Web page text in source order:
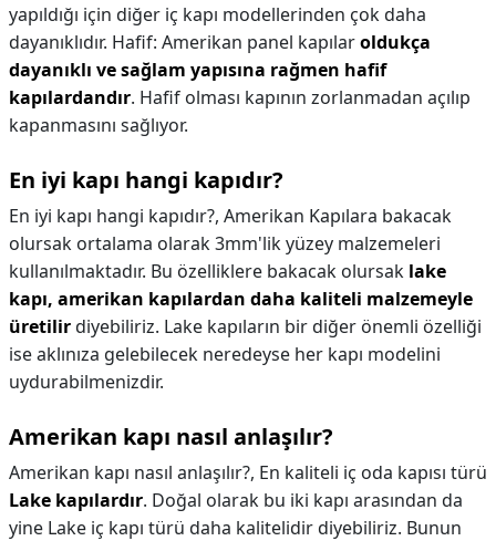
yapıldığı için diğer iç kapı modellerinden çok daha
dayanıklıdır. Hafif: Amerikan panel kapılaroldukça
dayanıklı ve sağlam yapısına rağmen hafif
kapılardandır. Hafif olması kapının zorlanmadan açılıp
kapanmasını sağlıyor.
En iyi kapı hangi kapıdır?
En iyi kapı hangi kapıdır?, Amerikan Kapılara bakacak
olursak ortalama olarak 3mm'lik yüzey malzemeleri
kullanılmaktadır. Bu özelliklere bakacak olursak lake
kapı, amerikan kapılardan daha kaliteli malzemeyle
üretilirdiyebiliriz. Lake kapıların bir diğer önemli özelliği
ise aklınıza gelebilecek neredeyse her kapı modelini
uydurabilmenizdir.
Amerikan kapı nasıl anlaşılır?
Amerikan kapı nasıl anlaşılır?, En kaliteli iç oda kapısı türü
Lake kapılardır. Doğal olarak bu iki kapı arasından da
yine Lake iç kapı türü daha kalitelidir diyebiliriz. Bunun